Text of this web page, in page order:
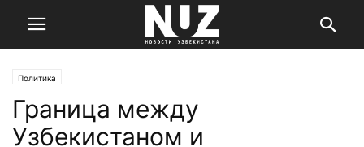
Политика
Граница между
Узбекистаном и